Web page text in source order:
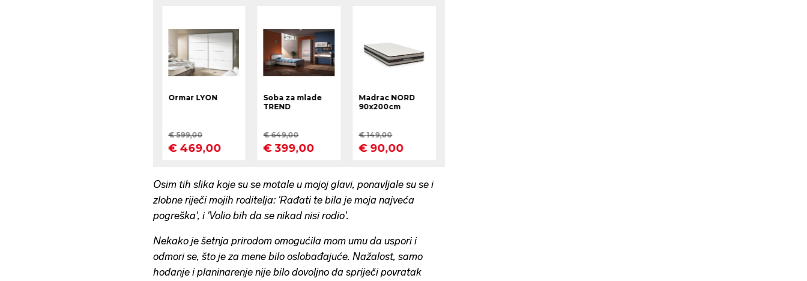
Osim tih slika koje su se motale u mojoj glavi, ponavljale su se i
zlobne riječi mojih roditelja: 'Rađati te bila je moja najveća
pogreška', i 'Volio bih da se nikad nisi rodio'.
Nekako je šetnja prirodom omogućila mom umu da uspori i
odmori se, što je za mene bilo oslobađajuće. Nažalost, samo
hodanje i planinarenje nije bilo dovoljno da spriječi povratak